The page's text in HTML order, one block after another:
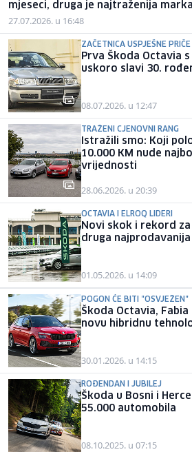
mjeseci, druga je najtraženija
27.07.2026. u 16:48
ZAČETNICA USPJEŠNE PRIČE
Prva Škoda Octavia
uskoro slavi 30.
08.07.2026. u 12:47
TRAŽENI CJENOVNI RANG
Istražili smo: Koji
10.000 KM nude
vrijednosti
28.06.2026. u 20:39
OCTAVIA I ELROQ LIDERI
Novi skok i rekord za
druga najprodavanija
01.05.2026. u 14:09
POGON ĆE BITI "OSVJEŽEN"
Škoda Octavia, Fabia
novu hibridnu
30.01.2026. u 14:15
ROĐENDAN I JUBILEJ
Škoda u Bosni i
55.000 automobila
08.10.2025. u 07:15